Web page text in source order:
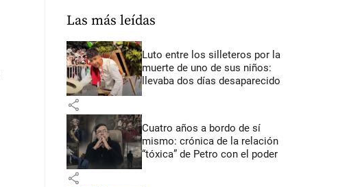
Las más leídas
Luto entre los silleteros por la
muerte de uno de sus niños:
llevaba dos días desaparecido
share
Cuatro años a bordo de sí
mismo: crónica de la relación
“tóxica” de Petro con el poder
share